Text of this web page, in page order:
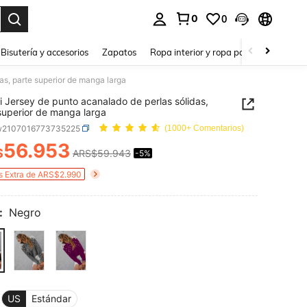
0 0
Bisutería y accesorios Zapatos Ropa interior y ropa para dormir
parte superior de manga larga
Jersey de punto acanalado de perlas sólidas,
de manga larga
(1000+ Comentarios)
AND AVAILABILITY
56.953 ARS$59.943 -5%
Extra de ARS$2.990
Negro
US Estándar